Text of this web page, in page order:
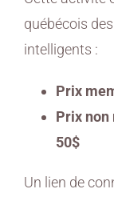
québécois
intelligents :
Prix
Prix non
50$
Un lien de